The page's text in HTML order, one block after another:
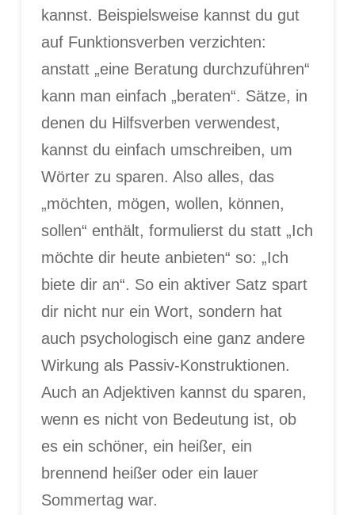
kannst. Beispielsweise kannst du gut
auf Funktionsverben verzichten:
anstatt „eine Beratung durchzuführen“
kann man einfach „beraten“. Sätze, in
denen du Hilfsverben verwendest,
kannst du einfach umschreiben, um
Wörter zu sparen. Also alles, das
„möchten, mögen, wollen, können,
sollen“ enthält, formulierst du statt „Ich
möchte dir heute anbieten“ so: „Ich
biete dir an“. So ein aktiver Satz spart
dir nicht nur ein Wort, sondern hat
auch psychologisch eine ganz andere
Wirkung als Passiv-Konstruktionen.
Auch an Adjektiven kannst du sparen,
wenn es nicht von Bedeutung ist, ob
es ein schöner, ein heißer, ein
brennend heißer oder ein lauer
Sommertag war.